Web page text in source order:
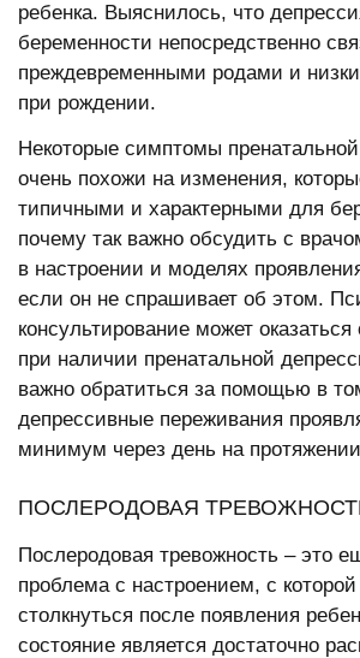
ребенка. Выяснилось, что
беременности непосредственно
преждевременными родами и
при рождении.
Некоторые симптомы
очень похожи на изменения,
типичными и характерными для
почему так важно обсудить с
в настроении и моделях
если он не спрашивает об этом.
консультирование может
при наличии пренатальной
важно обратиться за помощью в
депрессивные переживания
минимум через день на
ПОСЛЕРОДОВАЯ
Послеродовая тревожность – это
проблема с настроением, с
столкнуться после появления
состояние является достаточно